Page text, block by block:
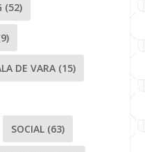
(52)
DE VARA (15)
SOCIAL (63)